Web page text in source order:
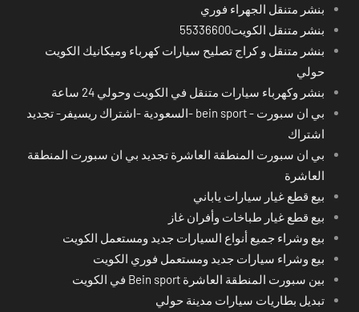
بنشر متنقل الجهراء فوري
بنشر متنقل الكويت55336600
بنشر متنقل و كراج تصليح سيارات كهرباء وميكانيك الكويت
حولي
بنشر وكهرباء سيارات متنقل في الكويت وحولي 24 ساعة
بي ان سبورت - bein sport -السعودية -اشتراك ريسيفر- تجديد
اشتراك
بي ان سبورت المنطقة العاشرة تجديد بي ان سبورت المنطقة
العاشرة
بيع قطع غيار سيارات ياباني
بيع قطع غيار طباخات وأفران غاز
بيع وشراء جميع أنواع السيارات جديد ومستعمل الكويت
بيع وشراء سيارات جديد ومستعمل فوري الكويت
بين سبورت المنطقة العاشرة Bein sport في الكويت
تبديل بطاريات سيارات مدينة حولي